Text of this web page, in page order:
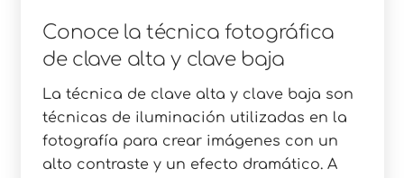
Conoce la técnica fotográfica
de clave alta y clave baja
La técnica de clave alta y clave baja son
técnicas de iluminación utilizadas en la
fotografía para crear imágenes con un
alto contraste y un efecto dramático. A